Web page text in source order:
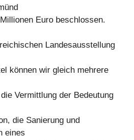
Euro beschlossen.
Landesausstellung
können wir gleich mehrere
Vermittlung der Bedeutung
die Sanierung und
eines